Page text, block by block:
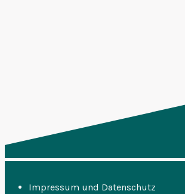
Impressum und Datenschutz